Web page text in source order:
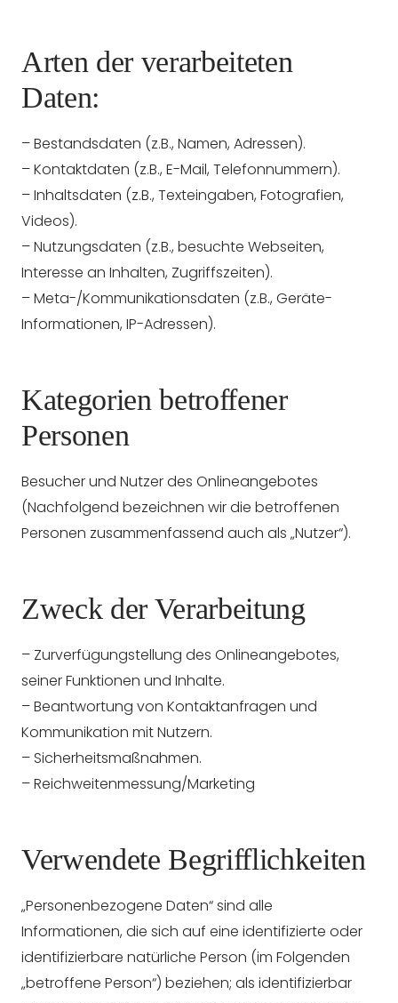
Arten der verarbeiteten
Daten:
– Bestandsdaten (z.B., Namen, Adressen).
– Kontaktdaten (z.B., E-Mail, Telefonnummern).
– Inhaltsdaten (z.B., Texteingaben, Fotografien,
Videos).
– Nutzungsdaten (z.B., besuchte Webseiten,
Interesse an Inhalten, Zugriffszeiten).
– Meta-/Kommunikationsdaten (z.B., Geräte-
Informationen, IP-Adressen).
Kategorien betroffener
Personen
Besucher und Nutzer des Onlineangebotes
(Nachfolgend bezeichnen wir die betroffenen
Personen zusammenfassend auch als „Nutzer“).
Zweck der Verarbeitung
– Zurverfügungstellung des Onlineangebotes,
seiner Funktionen und Inhalte.
– Beantwortung von Kontaktanfragen und
Kommunikation mit Nutzern.
– Sicherheitsmaßnahmen.
– Reichweitenmessung/Marketing
Verwendete Begrifflichkeiten
„Personenbezogene Daten“ sind alle
Informationen, die sich auf eine identifizierte oder
identifizierbare natürliche Person (im Folgenden
„betroffene Person“) beziehen; als identifizierbar